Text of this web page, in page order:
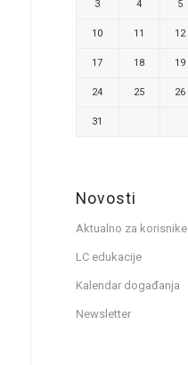
3 4 5
10 11 12
17 18 19
24 25 26
31
Novosti
Aktualno za korisnike
LC edukacije
Kalendar događanja
Newsletter